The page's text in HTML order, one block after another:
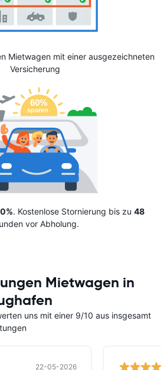
Mietwagen mit einer ausgezeichneten
Versicherung
. Kostenlose Stornierung bis zu 48
vor Abholung.
Mietwagen in
uns mit einer 9/10 aus insgesamt
22-05-2026